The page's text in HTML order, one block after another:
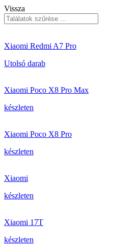
Vissza
Xiaomi Redmi A7 Pro
Utolsó darab
Xiaomi Poco X8 Pro Max
készleten
Xiaomi Poco X8 Pro
készleten
Xiaomi
készleten
Xiaomi 17T
készleten